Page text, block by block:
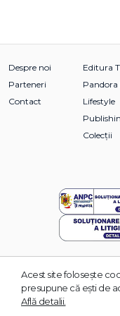
ambele volume din
Cele mai strălucitoare
Spring.
Despre noi
Parteneri
Contact
Editura
Pandora
Lifestyle
Colecții
© 2026 Grupul
Acest site foloseşte
presupune că eşti de
Află detalii.